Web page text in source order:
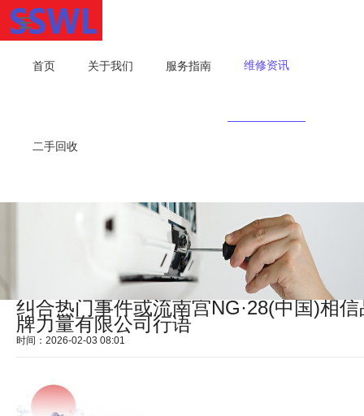
首页 关于我们 服务指南 维修资讯
二手回收
纠合热门事件或流南宫NG·28(中国)相信
牌力量有限公司行语
时间：2026-02-03 08:01